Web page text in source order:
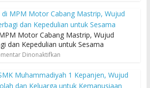
Motor Cabang Mastrip, Wujud
dan Kepedulian untuk Sesama
Dinonaktifkan